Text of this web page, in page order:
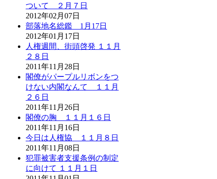
ついて ２月７日
2012年02月07日
部落地名総鑑 1月17日
2012年01月17日
人権週間、街頭啓発 １１月
２８日
2011年11月28日
閣僚がパープルリボンをつ
けない内閣なんて １１月
２６日
2011年11月26日
閣僚の胸 １１月１６日
2011年11月16日
今日は人権協 １１月８日
2011年11月08日
犯罪被害者支援条例の制定
に向けて １１月１日